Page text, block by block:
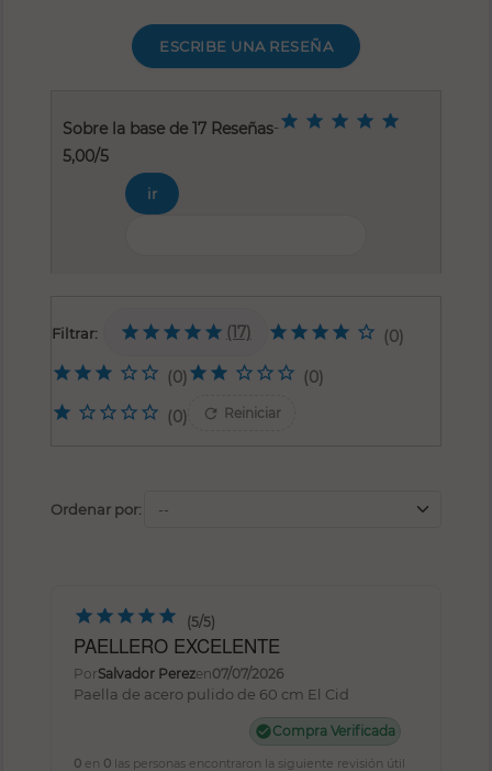
ESCRIBE UNA RESEÑA
Sobre la base de 17 Reseñas-
5,00/5
Filtrar: (17) (0)
(0)
(0)
(0)
refresh Reiniciar
Ordenar por:
(5/5)
PAELLERO EXCELENTE
PorSalvador Perezen07/07/2026
Paella de acero pulido de 60 cm El Cid
check_circleCompra Verificada
0 en 0 las personas encontraron la siguiente revisión útil